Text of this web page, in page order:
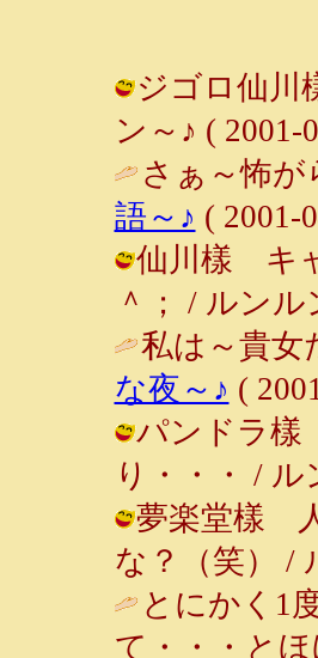
ジゴロ仙川
ン～♪ ( 2001-
さぁ～怖
語～♪ ( 2001-
仙川樣 キ
＾； / ルンル
私は～貴女
な夜～♪ (
パンドラ樣
り・・・ / ル
夢楽堂樣
な？（笑） /
とにかく1
て・・・と